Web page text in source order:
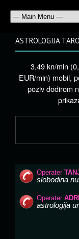
ASTROLOGIJA
3,49 kn/min
EUR/min) mobil,
poziv dodirom